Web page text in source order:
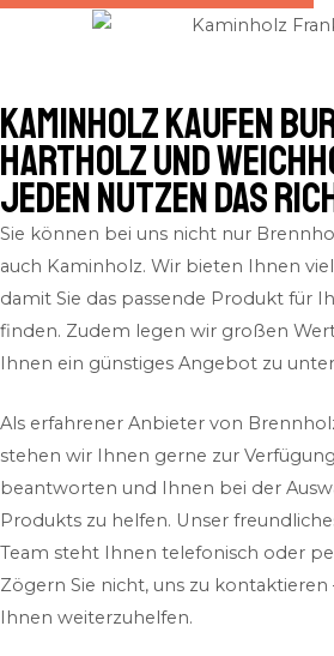
Kaminholz kaufen
Hartholz und
jeden Nutzen das
Sie können bei uns nicht nur
auch Kaminholz. Wir bieten Ihnen
damit Sie das passende Produkt für
finden. Zudem legen wir großen
Ihnen ein günstiges Angebot zu
Als erfahrener Anbieter von
stehen wir Ihnen gerne zur
beantworten und Ihnen bei der
Produkts zu helfen. Unser
Team steht Ihnen telefonisch oder
Zögern Sie nicht, uns zu kontaktieren
Ihnen weiterzuhelfen.